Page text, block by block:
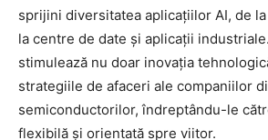
sprijini diversitatea aplicațiilor AI, de
la centre de date și aplicații
stimulează nu doar inovația
strategiile de afaceri ale companiilor
semiconductorilor, îndreptându-le
flexibilă și orientată spre viitor.